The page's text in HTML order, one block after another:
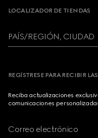
LOCALIZADOR DE TIENDAS
PAÍS/REGIÓN, CIUDAD
REGÍSTRESE PARA RECIBIR
Reciba actualizaciones
comunicaciones
Correo electrónico